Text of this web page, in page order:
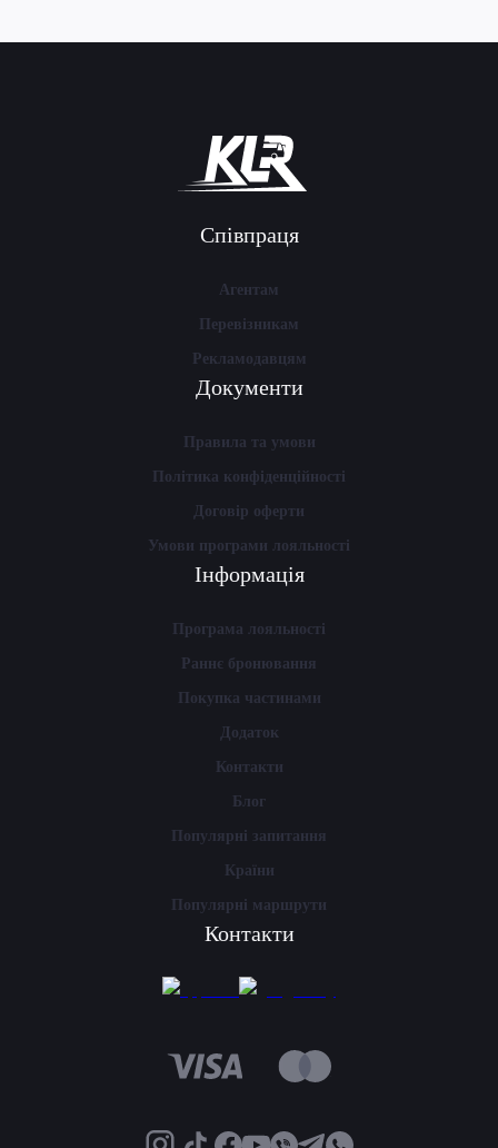
Співпраця
Агентам
Перевізникам
Рекламодавцям
Документи
Правила та умови
Політика конфіденційності
Договір оферти
Умови програми лояльності
Інформація
Програма лояльності
Раннє бронювання
Покупка частинами
Додаток
Контакти
Блог
Популярні запитання
Країни
Популярні маршрути
Контакти